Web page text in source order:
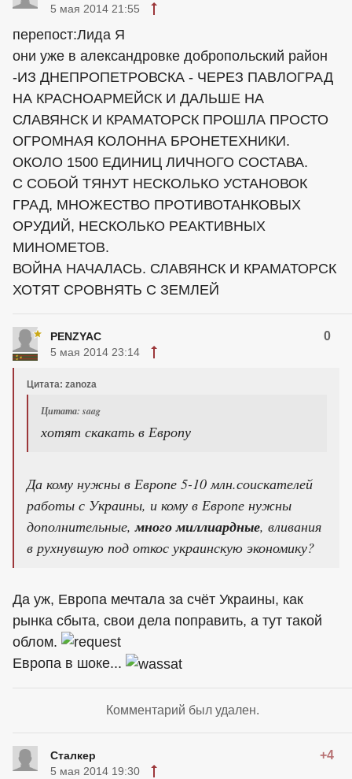
5 мая 2014 21:55
перепост:Лида Я
они уже в александровке добропольский район
-ИЗ ДНЕПРОПЕТРОВСКА - ЧЕРЕЗ ПАВЛОГРАД
НА КРАСНОАРМЕЙСК И ДАЛЬШЕ НА
СЛАВЯНСК И КРАМАТОРСК ПРОШЛА ПРОСТО
ОГРОМНАЯ КОЛОННА БРОНЕТЕХНИКИ.
ОКОЛО 1500 ЕДИНИЦ ЛИЧНОГО СОСТАВА.
С СОБОЙ ТЯНУТ НЕСКОЛЬКО УСТАНОВОК
ГРАД, МНОЖЕСТВО ПРОТИВОТАНКОВЫХ
ОРУДИЙ, НЕСКОЛЬКО РЕАКТИВНЫХ
МИНОМЕТОВ.
ВОЙНА НАЧАЛАСЬ. СЛАВЯНСК И КРАМАТОРСК
ХОТЯТ СРОВНЯТЬ С ЗЕМЛЕЙ
PENZYAC 0
5 мая 2014 23:14
Цитата: zanoza
Цитата: saag
хотят скакать в Европу
Да кому нужны в Европе 5-10 млн.соискателей
работы с Украины, и кому в Европе нужны
дополнительные,много миллиардные, вливания
в рухнувшую под откос украинскую экономику?
Да уж, Европа мечтала за счёт Украины, как
рынка сбыта, свои дела поправить, а тут такой
облом.
Европа в шоке...
Комментарий был удален.
Сталкер +4
5 мая 2014 19:30